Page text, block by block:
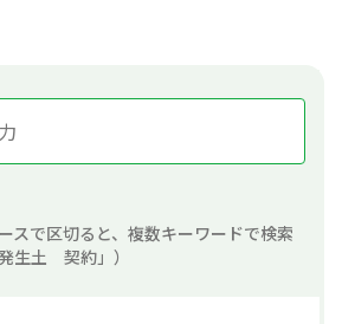
スで区切ると、複数キーワードで検索
生土 契約」）